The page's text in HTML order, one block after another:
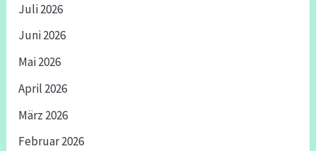
Juli 2026
Juni 2026
Mai 2026
April 2026
März 2026
Februar 2026